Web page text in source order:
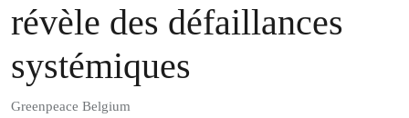
révèle des défaillances
systémiques
Greenpeace Belgium